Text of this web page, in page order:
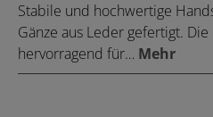
Stabile und hochwertige
Gänze aus Leder gefertigt.
hervorragend für… Mehr